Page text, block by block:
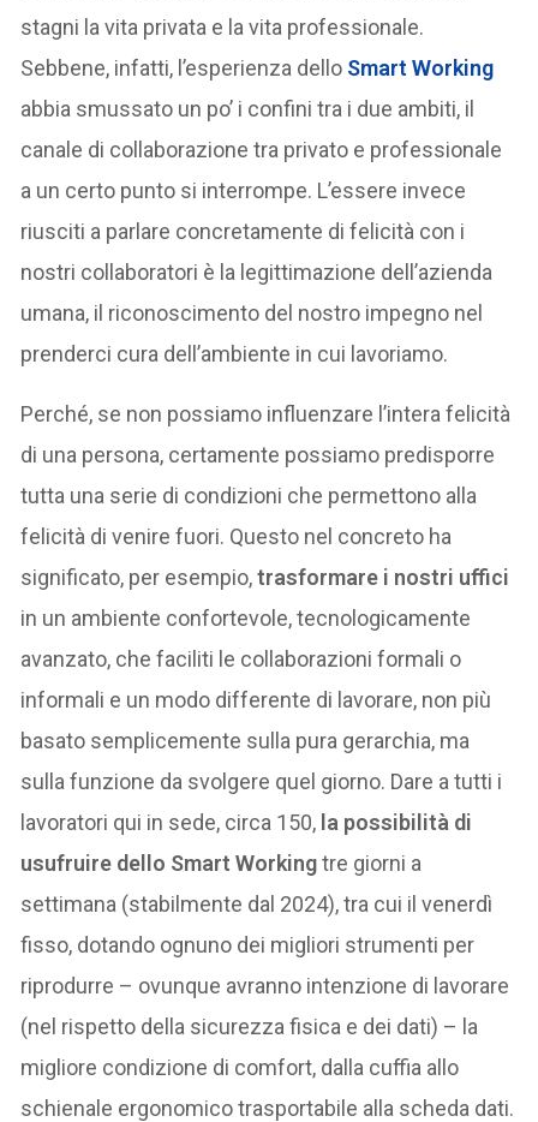
stagni la vita privata e la vita professionale.
Sebbene, infatti, l’esperienza dello Smart Working
abbia smussato un po’ i confini tra i due ambiti, il
canale di collaborazione tra privato e professionale
a un certo punto si interrompe. L’essere invece
riusciti a parlare concretamente di felicità con i
nostri collaboratori è la legittimazione dell’azienda
umana, il riconoscimento del nostro impegno nel
prenderci cura dell’ambiente in cui lavoriamo.
Perché, se non possiamo influenzare l’intera felicità
di una persona, certamente possiamo predisporre
tutta una serie di condizioni che permettono alla
felicità di venire fuori. Questo nel concreto ha
significato, per esempio,trasformare i nostri uffici
in un ambiente confortevole, tecnologicamente
avanzato, che faciliti le collaborazioni formali o
informali e un modo differente di lavorare, non più
basato semplicemente sulla pura gerarchia, ma
sulla funzione da svolgere quel giorno. Dare a tutti i
lavoratori qui in sede, circa 150, la possibilità di
usufruire dello Smart Workingtre giorni a
settimana (stabilmente dal 2024), tra cui il venerdì
fisso, dotando ognuno dei migliori strumenti per
riprodurre – ovunque avranno intenzione di lavorare
(nel rispetto della sicurezza fisica e dei dati) – la
migliore condizione di comfort, dalla cuffia allo
schienale ergonomico trasportabile alla scheda dati.